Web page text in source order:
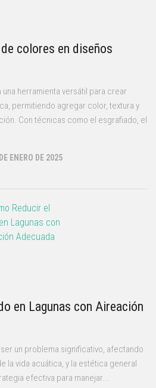
colores en diseños
herramienta versátil para crear
permitiendo agregar color, textura y
Con técnicas como el esgrafiado, el
ENERO DE 2025
en Lagunas con Aireación
un problema significativo, afectando
la vida acuática, y la estética general
efectiva para manejar...